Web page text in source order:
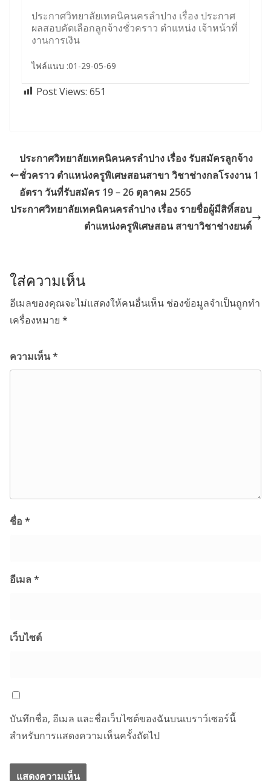
ประกาศวิทยาลัยเทคนิคนครลำปาง เรื่อง ประกาศ
ผลสอบคัดเลือกลูกจ้างชั่วคราว ตำแหน่ง เจ้าหน้าที่
งานการเงิน
ไฟล์แนบ :01-29-05-69
Post Views: 651
ประกาศวิทยาลัยเทคนิคนครลำปาง เรื่อง รับสมัครลูกจ้าง
ชั่วคราว ตำแหน่งครูพิเศษสอนสาขา วิชาช่างกลโรงงาน 1
อัตรา วันที่รับสมัคร 19 – 26 ตุลาคม 2565
ประกาศวิทยาลัยเทคนิคนครลำปาง เรื่อง รายชื่อผู้มีสิทิ์สอบ
ตำแหน่งครูพิเศษสอน สาขาวิชาช่างยนต์
ใส่ความเห็น
อีเมลของคุณจะไม่แสดงให้คนอื่นเห็น ช่องข้อมูลจำเป็นถูกทำ
เครื่องหมาย *
ความเห็น*
ชื่อ *
อีเมล *
เว็บไซต์
บันทึกชื่อ, อีเมล และชื่อเว็บไซต์ของฉันบนเบราว์เซอร์นี้
สำหรับการแสดงความเห็นครั้งถัดไป